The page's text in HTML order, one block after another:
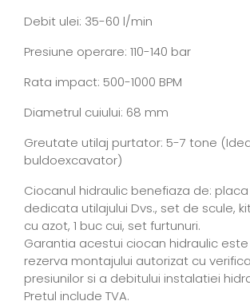
Debit ulei: 35-60 l/min
Presiune operare: 110-140 bar
Rata impact: 500-1000 BPM
Diametrul cuiului: 68 mm
Greutate utilaj purtator: 5-7 tone
buldoexcavator)
Ciocanul hidraulic benefiaza de:
dedicata utilajului Dvs., set de scule,
cu azot, 1 buc cui, set furtunuri.
Garantia acestui ciocan hidraulic este
rezerva montajului autorizat cu
presiunilor si a debitului instalatiei
Pretul include TVA.